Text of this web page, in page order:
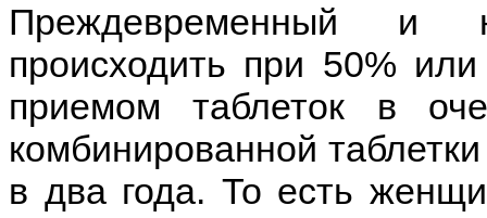
Преждевременный и
происходить при 50%
приемом таблеток в
комбинированной
в два года. То есть